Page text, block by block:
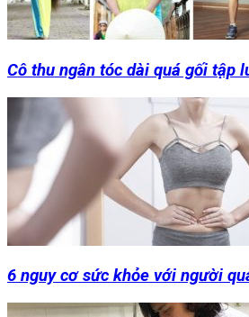
Cô thu ngân tóc dài quá gối tập
6 nguy cơ sức khỏe với người